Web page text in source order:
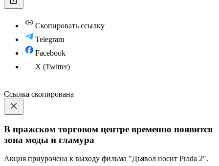
Скопировать ссылку
Telegram
Facebook
X (Twitter)
Ссылка скопирована
В пражском торговом центре временно появится
зона моды и гламура
Акция приурочена к выходу фильма "Дьявол носит Prada 2".